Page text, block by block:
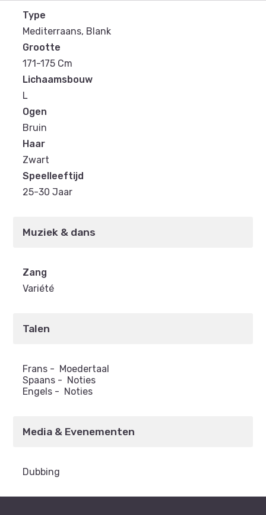
Type
Mediterraans, Blank
Grootte
171-175 Cm
Lichaamsbouw
L
Ogen
Bruin
Haar
Zwart
Speelleeftijd
25-30 Jaar
Muziek & dans
Zang
Variété
Talen
Frans - Moedertaal
Spaans - Noties
Engels - Noties
Media & Evenementen
Dubbing